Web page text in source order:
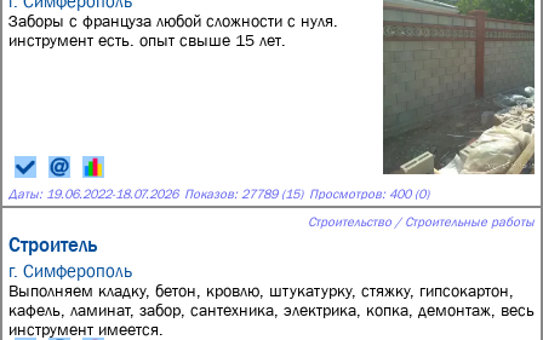
Заборы с француза любой сложности с нуля.
инструмент есть. опыт свыше 15 лет.
Даты: 19.06.2022-18.07.2026 Показов: 27789 (15) Просмотров: 400 (0)
Строительство / Строительные работы
Строитель
г. Симферополь
Выполняем кладку, бетон, кровлю, штукатурку, стяжку, гипсокартон,
кафель, ламинат, забор, сантехника, электрика, копка, демонтаж, весь
инструмент имеется.